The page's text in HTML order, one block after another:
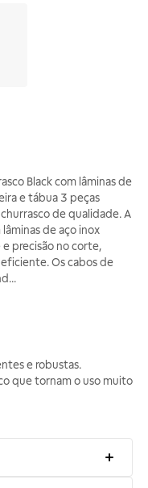
Black com lâminas de
e tábua 3 peças
de qualidade. A
de aço inox
precisão no corte,
Os cabos de
...
e robustas.
que tornam o uso muito